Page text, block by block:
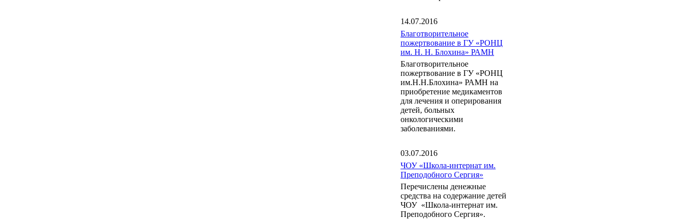
14.07.2016
Благотворительное
пожертвование в ГУ «РОНЦ
им. Н. Н. Блохина» РАМН
Благотворительное
пожертвование в ГУ «РОНЦ
им.Н.Н.Блохина» РАМН на
приобретение медикаментов
для лечения и оперирования
детей, больных
онкологическими
заболеваниями.
03.07.2016
ЧОУ «Школа-интернат им.
Преподобного Сергия»
Перечислены денежные
средства на содержание детей
ЧОУ «Школа-интернат им.
Преподобного Сергия».